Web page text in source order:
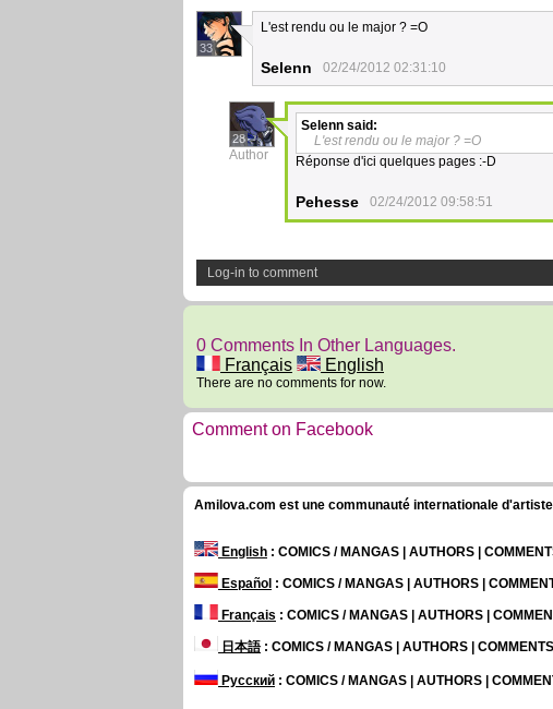
33
L'est rendu ou le major ? =O
Selenn 02/24/2012 02:31:10
28
Author
Selenn said:
L'est rendu ou le major ? =O
Réponse d'ici quelques pages :-D
Pehesse 02/24/2012 09:58:51
Log-in to comment
0 Comments In Other Languages.
Français
English
There are no comments for now.
Comment on Facebook
Amilova.com est une communauté internationale
English : COMICS / MANGAS | AUTHORS |
Español : COMICS / MANGAS | AUTHORS |
Français : COMICS / MANGAS | AUTHORS |
日本語: COMICS / MANGAS | AUTHORS | COMMENTS
Русский : COMICS / MANGAS | AUTHORS |